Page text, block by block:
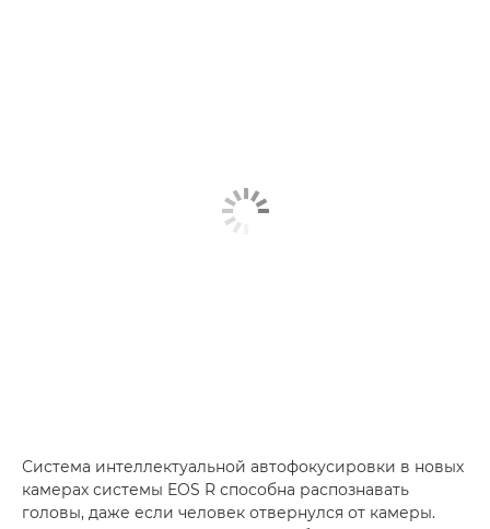
Система интеллектуальной автофокусировки в новых
камерах системы EOS R способна распознавать
головы, даже если человек отвернулся от камеры.